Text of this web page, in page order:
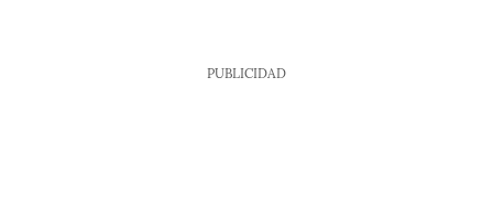
PUBLICIDAD